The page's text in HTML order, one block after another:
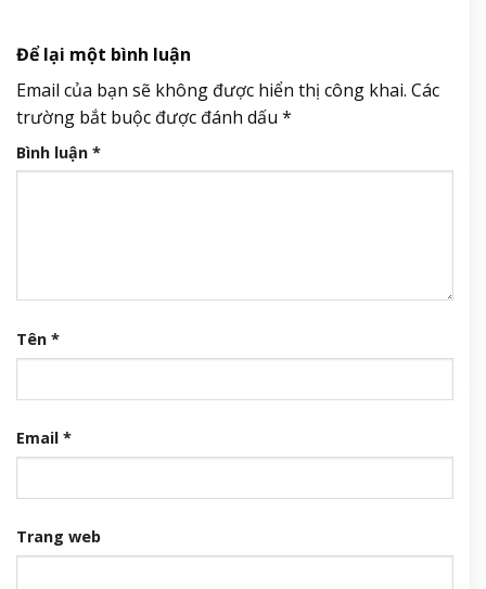
Để lại một bình luận
Email của bạn sẽ không được hiển thị công khai. Các
trường bắt buộc được đánh dấu *
Bình luận *
Tên *
Email *
Trang web